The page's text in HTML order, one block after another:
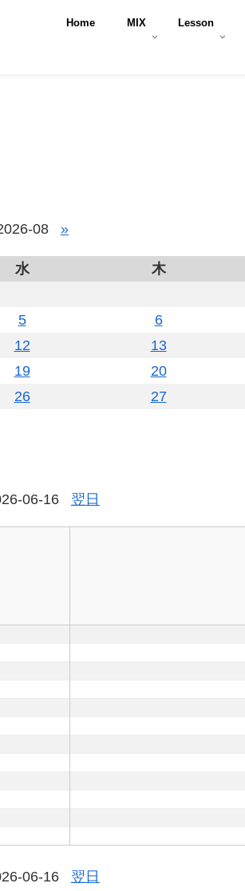
Home MIX Lesson
08 »
水 木
5 6
12 13
19 20
26 27
06-16 翌日
06-16 翌日